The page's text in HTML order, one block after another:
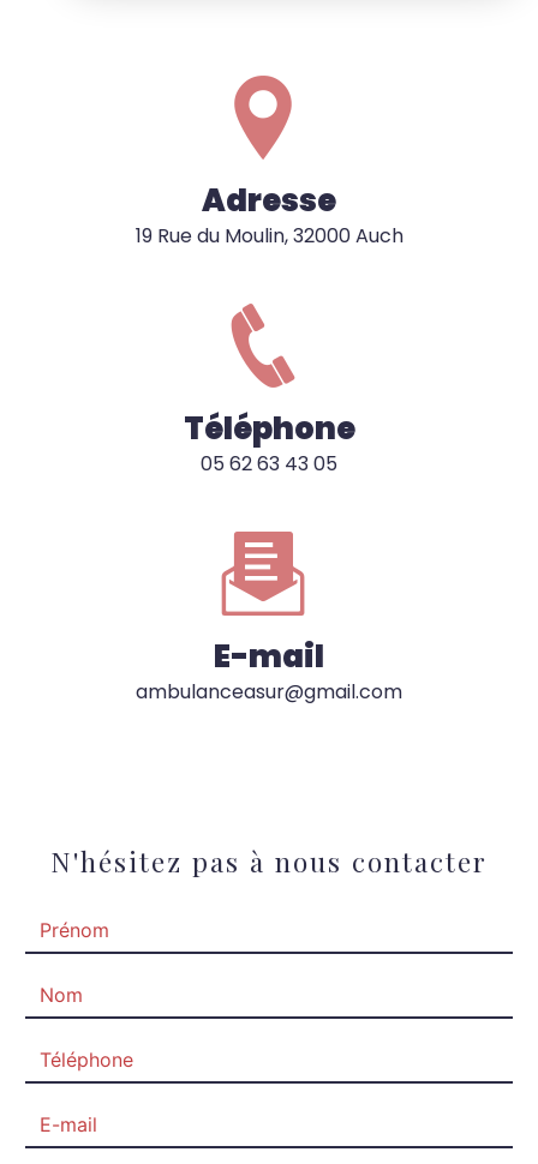
Adresse
19 Rue du Moulin, 32000 Auch
Téléphone
05 62 63 43 05
E-mail
ambulanceasur@gmail.com
N'hésitez pas à nous contacter